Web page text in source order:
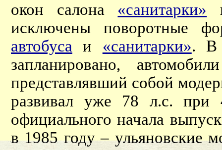
окон салона «санитарки»
исключены поворотные
автобуса и «санитарки». В
запланировано,
представлявший собой
развивал уже 78 л.с. при
официального начала
в 1985 году – ульяновские